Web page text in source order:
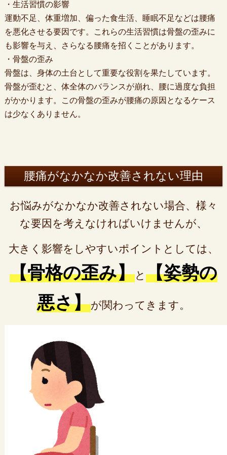
・生活習慣の影響
運動不足、体重増加、偏った食生活、睡眠不足などは腰痛
を悪化させる要因です。これらの生活習慣は骨盤の歪みに
も影響を与え、さらなる腰痛を招くことがあります。
・骨盤の歪み
骨盤は、身体の土台として重要な役割を果たしています。
骨盤が歪むと、体全体のバランスが崩れ、腰に過度な負担
がかかります。この骨盤の歪みが腰痛の原因となるケース
は少なくありません。
腰痛がなかなか改善されない理由
お悩みがなかなか改善されない場合、様々
な要因を考えなければいけませんが、
大きく影響をしやすいポイントとしては、
【骨格の歪み】と 【姿勢の
悪さ】が関わってきます。